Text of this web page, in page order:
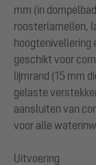
mm (in
roosterlamellen,
hoogtenivellering
geschikt voor
lijmrand (15 mm
gelaste
aansluiten van
voor alle
Uitvoering